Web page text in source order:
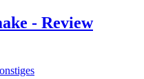
- Review